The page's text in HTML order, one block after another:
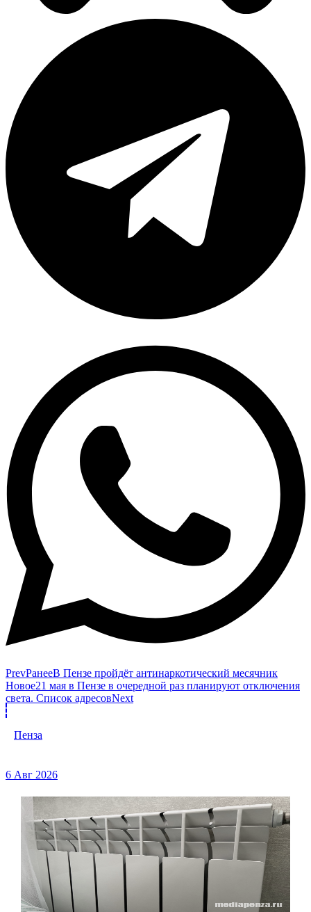
PrevРанееВ Пензе пройдёт антинаркотический месячник
Новое21 мая в Пензе в очередной раз планируют отключения
света. Список адресовNext
Пенза
6 Авг 2026